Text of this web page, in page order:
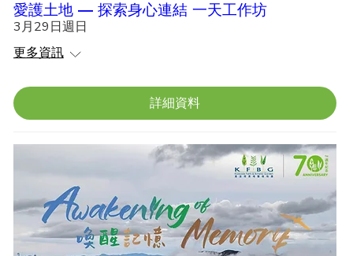
愛護土地 — 探索身心連結 一天工作坊
3月29日週日
更多資訊
詳細資料